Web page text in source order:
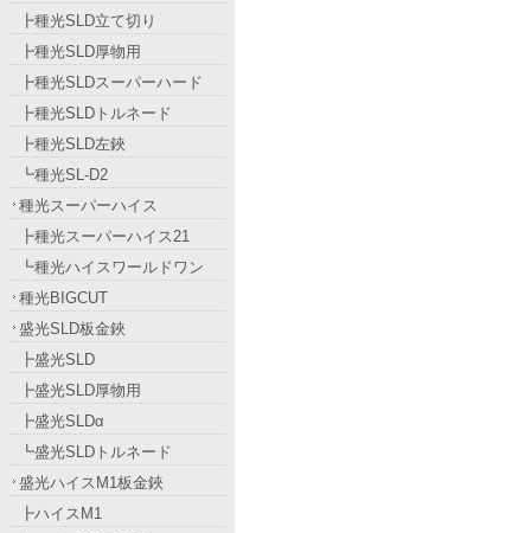
┣種光SLD立て切り
┣種光SLD厚物用
┣種光SLDスーパーハード
┣種光SLDトルネード
┣種光SLD左鋏
┗種光SL-D2
種光スーパーハイス
┣種光スーパーハイス21
┗種光ハイスワールドワン
種光BIGCUT
盛光SLD板金鋏
┣盛光SLD
┣盛光SLD厚物用
┣盛光SLDα
┗盛光SLDトルネード
盛光ハイスM1板金鋏
┣ハイスM1